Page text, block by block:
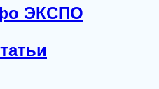
ЭКСПО